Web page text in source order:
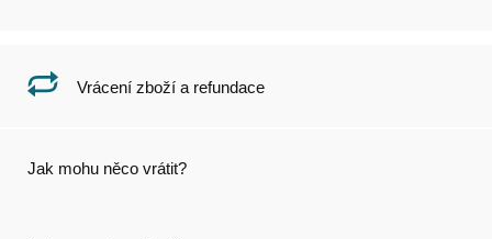
Vrácení zboží a refundace
Jak mohu něco vrátit?